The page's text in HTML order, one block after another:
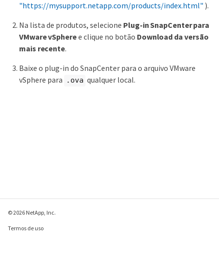
"https://mysupport.netapp.com/products/index.html" ).
Na lista de produtos, selecione Plug-in SnapCenter para
VMware vSpheree clique no botão Download da versão
mais recente.
Baixe o plug-in do SnapCenter para o arquivo VMware
vSphere para
.ova qualquer local.
© 2026 NetApp, Inc.
Termos de uso